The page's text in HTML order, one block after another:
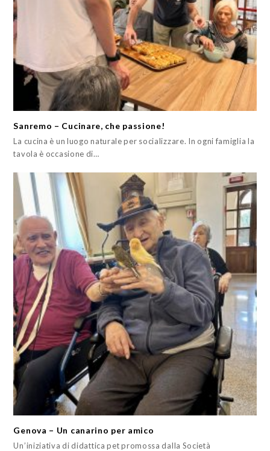
Sanremo – Cucinare, che passione!
La cucina è un luogo naturale per socializzare. In ogni famiglia la
tavola è occasione di…
Genova – Un canarino per amico
Un’iniziativa di didattica pet promossa dalla Società